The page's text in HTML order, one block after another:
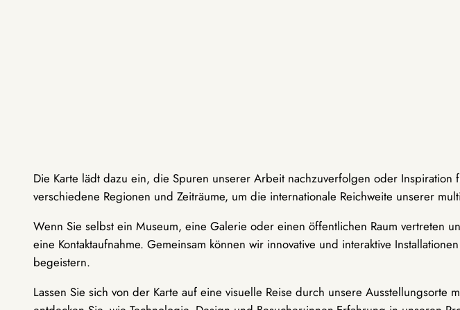
Die Karte lädt dazu ein, die Spuren unserer Arbeit nachzuverfolgen oder
verschiedene Regionen und Zeiträume, um die internationale Reichweite unserer
Wenn Sie selbst ein Museum, eine Galerie oder einen öffentlichen Raum vertreten
eine Kontaktaufnahme. Gemeinsam können wir innovative und interaktive
begeistern.
Lassen Sie sich von der Karte auf eine visuelle Reise durch unsere